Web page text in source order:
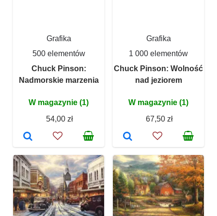
Grafika
500 elementów
Chuck Pinson:
Nadmorskie marzenia
W magazynie (1)
54,00 zł
Grafika
1 000 elementów
Chuck Pinson: Wolność
nad jeziorem
W magazynie (1)
67,50 zł